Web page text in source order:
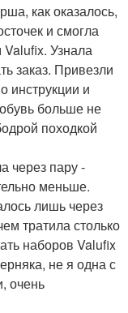
как оказалось,
и смогла
Узнала
заказ. Привезли
инструкции и
больше не
походкой
через пару -
меньше.
лишь через
тратила столько
наборов Valufix
не я одна с
очень